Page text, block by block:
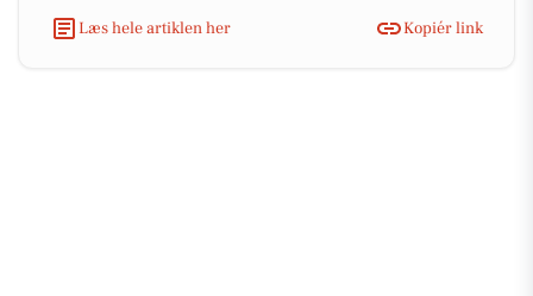
Læs hele artiklen her
Kopiér link